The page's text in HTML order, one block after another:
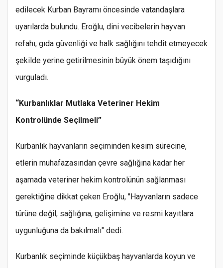
edilecek Kurban Bayramı öncesinde vatandaşlara
uyarılarda bulundu. Eroğlu, dini vecibelerin hayvan
refahı, gıda güvenliği ve halk sağlığını tehdit etmeyecek
şekilde yerine getirilmesinin büyük önem taşıdığını
vurguladı.
“Kurbanlıklar Mutlaka Veteriner Hekim
Kontrolünde Seçilmeli”
Kurbanlık hayvanların seçiminden kesim sürecine,
etlerin muhafazasından çevre sağlığına kadar her
aşamada veteriner hekim kontrolünün sağlanması
gerektiğine dikkat çeken Eroğlu, "Hayvanların sadece
türüne değil, sağlığına, gelişimine ve resmi kayıtlara
uygunluğuna da bakılmalı" dedi.
Kurbanlık seçiminde küçükbaş hayvanlarda koyun ve